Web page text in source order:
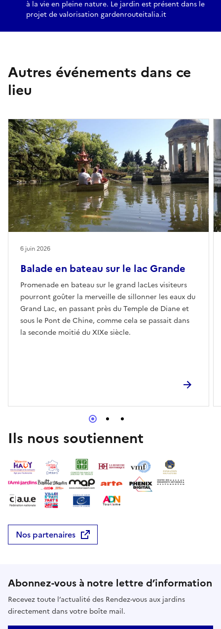
à la vie en pleine nature. Le jardin est présent dans le
projet de valorisation gardenrouteitalia.it
Autres événements dans ce
lieu
Balade en bateau sur le lac Grande
Promenade en bateau sur le grand lacLes visiteurs
pourront goûter la merveille de sillonner les eaux du
Grand Lac, en passant près du Temple de Diane et
sous le Pont de Chine, comme cela se passait dans
la seconde moitié du XIXe siècle.
6 juin 2026
Ils nous soutiennent
Nos partenaires
Abonnez-vous à notre lettre d’information
Recevez toute l’actualité des Rendez-vous aux jardins
directement dans votre boîte mail.